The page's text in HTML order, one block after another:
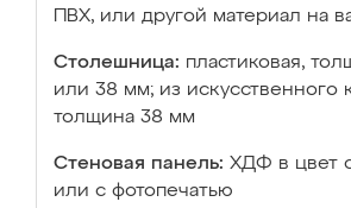
ПВХ, или другой материал на
Столешница: пластиковая,
или 38 мм; из искусственного
толщина 38 мм
Стеновая панель: ХДФ в цвет
или с фотопечатью